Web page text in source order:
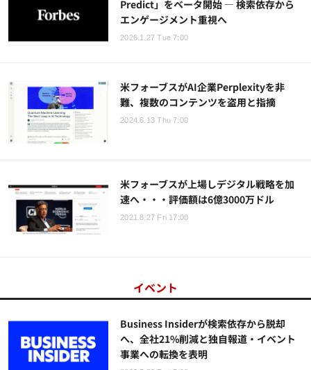
Predict」をベータ開始 — 検索依存から
エンゲージメント重視へ
2026.1.27 Tue 7:00
米フォーブスがAI企業Perplexityを非
難、複数のコンテンツを盗用と指摘
2024.6.13 Thu 7:00
米フォーブスが上場しデジタル戦略を加
速へ・・・評価額は6億3000万ドル
2021.8.27 Fri 17:00
イベント
Business Insiderが検索依存から脱却
へ、全社21%削減と独自報道・イベント
事業への転換を表明